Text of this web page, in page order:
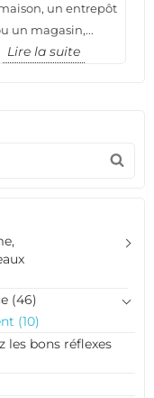
un entrepôt
un magasin,...
Lire la suite
(46)
(10)
les bons réflexes